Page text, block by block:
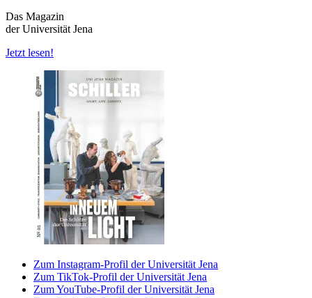
Das Magazin
der Universität Jena
Jetzt lesen!
Zum Instagram-Profil der Universität Jena
Zum TikTok-Profil der Universität Jena
Zum YouTube-Profil der Universität Jena